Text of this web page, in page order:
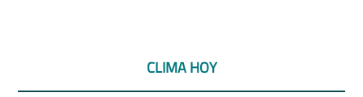
CLIMA HOY